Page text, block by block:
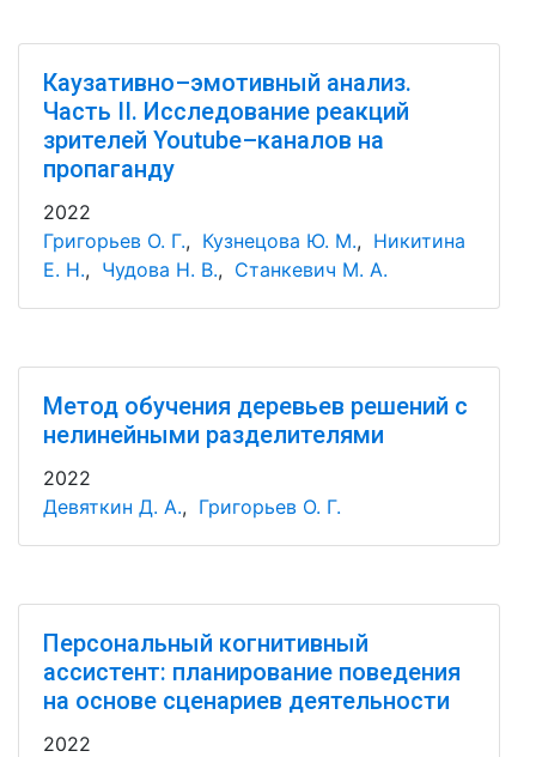
Каузативно–эмотивный анализ.
Часть II. Исследование реакций
зрителей Youtube–каналов на
пропаганду
2022
Григорьев О. Г., Кузнецова Ю. М., Никитина
Е. Н., Чудова Н. В., Станкевич М. А.
Метод обучения деревьев решений с
нелинейными разделителями
2022
Девяткин Д. А., Григорьев О. Г.
Персональный когнитивный
ассистент: планирование поведения
на основе сценариев деятельности
2022